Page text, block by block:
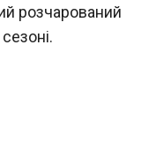
розчарований